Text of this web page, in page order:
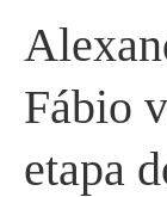
Fábio
etapa